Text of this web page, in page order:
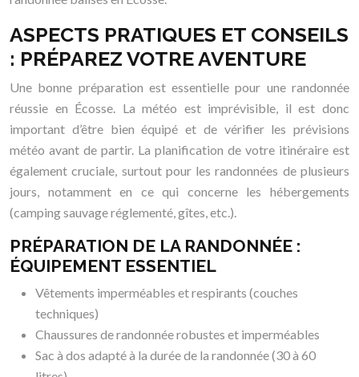
ASPECTS PRATIQUES ET CONSEILS
: PRÉPAREZ VOTRE AVENTURE
Une bonne préparation est essentielle pour une randonnée
réussie en Écosse. La météo est imprévisible, il est donc
important d’être bien équipé et de vérifier les prévisions
météo avant de partir. La planification de votre itinéraire est
également cruciale, surtout pour les randonnées de plusieurs
jours, notamment en ce qui concerne les hébergements
(camping sauvage réglementé, gîtes, etc.).
PRÉPARATION DE LA RANDONNÉE :
ÉQUIPEMENT ESSENTIEL
Vêtements imperméables et respirants (couches
techniques)
Chaussures de randonnée robustes et imperméables
Sac à dos adapté à la durée de la randonnée (30 à 60